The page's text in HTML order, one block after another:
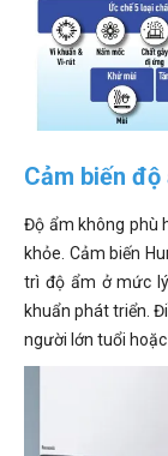
Cảm biến
Độ ẩm không phù
khỏe. Cảm biến
trì độ ẩm ở mức
khuẩn phát triển.
người lớn tuổi